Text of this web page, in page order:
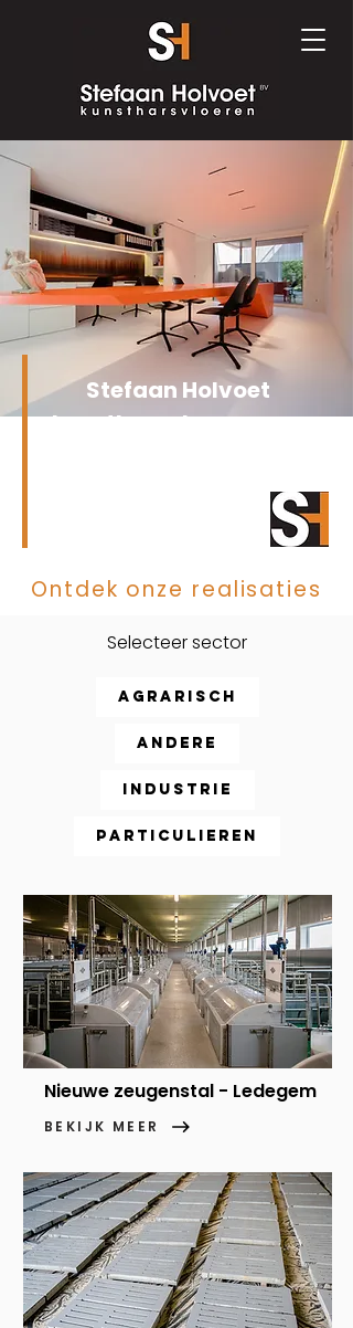
Stefaan Holvoet
kunstharsvloeren aan
Ontdek onze realisaties
Selecteer sector
Agrarisch
Andere
Industrie
Particulieren
Nieuwe zeugenstal - Ledegem
BEKIJK MEER